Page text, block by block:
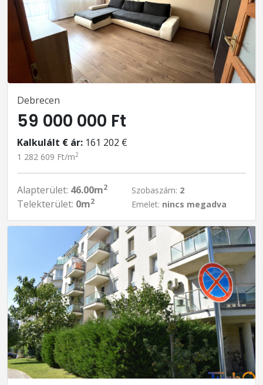
Debrecen
59 000 000 Ft
Kalkulált € ár: 161 202 €
1 282 609 Ft/m2
Alapterület: 46.00m2
Telekterület: 0m2
Szobaszám: 2
Emelet: nincs megadva